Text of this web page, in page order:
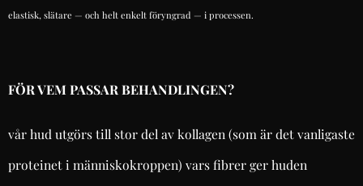
elastisk, slätare — och helt enkelt föryngrad — i processen.
FÖR VEM PASSAR BEHANDLINGEN?
vår hud utgörs till stor del av kollagen (som är det vanligaste
proteinet i människokroppen) vars fibrer ger huden